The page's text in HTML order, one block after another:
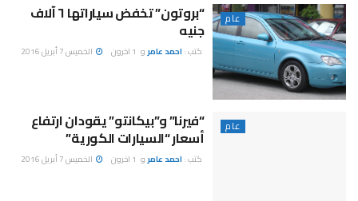
عام “بروتون” تخفض سياراتها ٦ آلاف
جنيه
كتب : احمد عامرو 1 اخرون الخميس 7 أبريل 2016
عام “فيرنا” و”بيكانتو” يقودان ارتفاع
أسعار “السيارات الكورية”
كتب : احمد عامرو 1 اخرون الخميس 7 أبريل 2016